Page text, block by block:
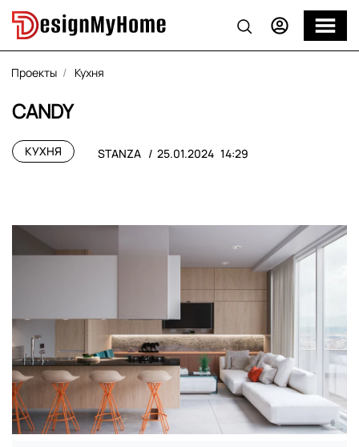
Проекты Кухня
CANDY
КУХНЯ STANZA 25.01.2024 14:29